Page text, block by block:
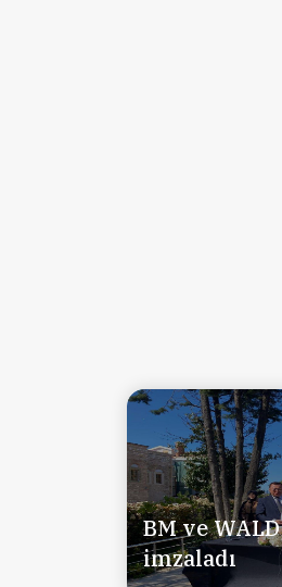
BM ve
imzaladı